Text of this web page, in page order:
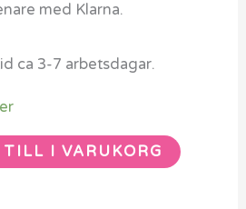
med Klarna.
ca 3-7 arbetsdagar.
TILL I VARUKORG